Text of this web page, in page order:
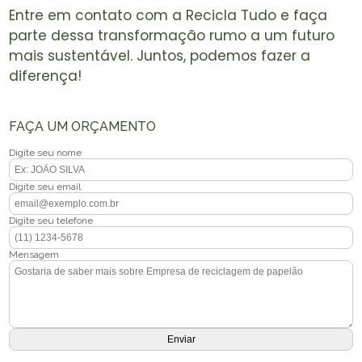
Entre em contato com a Recicla Tudo e faça
parte dessa transformação rumo a um futuro
mais sustentável. Juntos, podemos fazer a
diferença!
FAÇA UM ORÇAMENTO
Digite seu nome
Digite seu email
Digite seu telefone
Mensagem